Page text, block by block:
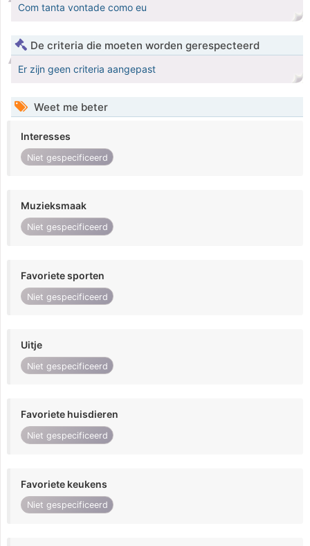
Com tanta vontade como eu
De criteria die moeten worden gerespecteerd
Er zijn geen criteria aangepast
Weet me beter
Interesses
Niet gespecificeerd
Muzieksmaak
Niet gespecificeerd
Favoriete sporten
Niet gespecificeerd
Uitje
Niet gespecificeerd
Favoriete huisdieren
Niet gespecificeerd
Favoriete keukens
Niet gespecificeerd